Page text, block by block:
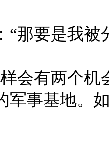
“那要是我被
会有两个
军事基地。